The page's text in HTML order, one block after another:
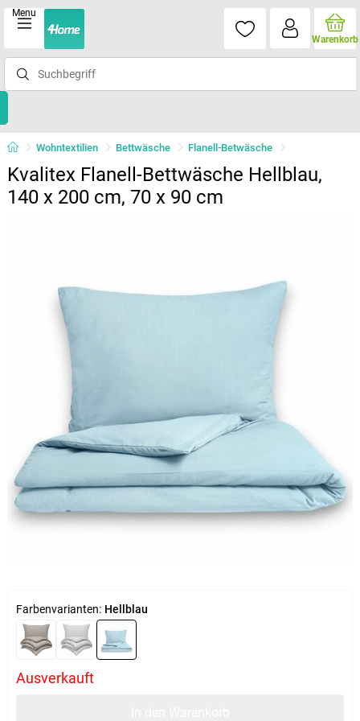
Menu
Warenkorb
Wohntextilien Bettwäsche Flanell-Betwäsche
Kvalitex Flanell-Bettwäsche Hellblau,
140 x 200 cm, 70 x 90 cm
Farbenvarianten: Hellblau
Ausverkauft